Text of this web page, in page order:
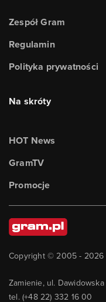
Zespół Gram
Regulamin
Polityka prywatności
Na skróty
HOT News
GramTV
Promocje
Copyright © 2005 - 2026
Zamienie, ul.
tel. (+48 22) 332 16 00